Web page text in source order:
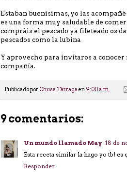
Estaban buenísimas, yo las
es una forma muy saludable de
compráis el pescado ya fileteado os
pescados como la lubina
Y aprovecho para invitaros a conocer
compañía.
Publicado por Chusa Tárragaen 9:00 a. m.
9 comentarios:
Un mundo llamado May 18 de
Esta receta similar la hago yo tb! es
Responder